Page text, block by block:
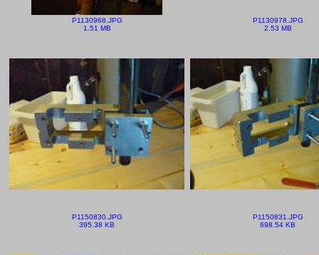
P1130968.JPG
1.51 MB
P1130978.JPG
2.53 MB
P1150830.JPG
395.38 KB
P1150831.JPG
698.54 KB